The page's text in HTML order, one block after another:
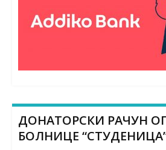
ДОНАТОРСКИ РАЧУН
БОЛНИЦЕ